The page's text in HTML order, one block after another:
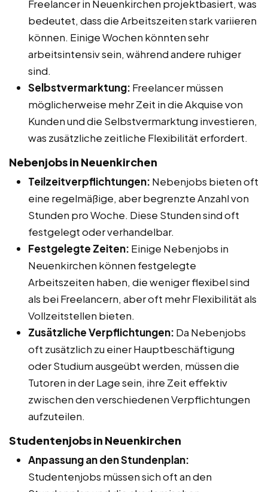
Freelancer in Neuenkirchen projektbasiert, was
bedeutet, dass die Arbeitszeiten stark variieren
können. Einige Wochen könnten sehr
arbeitsintensiv sein, während andere ruhiger
sind.
Selbstvermarktung: Freelancer müssen
möglicherweise mehr Zeit in die Akquise von
Kunden und die Selbstvermarktung investieren,
was zusätzliche zeitliche Flexibilität erfordert.
Nebenjobs in Neuenkirchen
Teilzeitverpflichtungen: Nebenjobs bieten oft
eine regelmäßige, aber begrenzte Anzahl von
Stunden pro Woche. Diese Stunden sind oft
festgelegt oder verhandelbar.
Festgelegte Zeiten: Einige Nebenjobs in
Neuenkirchen können festgelegte
Arbeitszeiten haben, die weniger flexibel sind
als bei Freelancern, aber oft mehr Flexibilität als
Vollzeitstellen bieten.
Zusätzliche Verpflichtungen: Da Nebenjobs
oft zusätzlich zu einer Hauptbeschäftigung
oder Studium ausgeübt werden, müssen die
Tutoren in der Lage sein, ihre Zeit effektiv
zwischen den verschiedenen Verpflichtungen
aufzuteilen.
Studentenjobs in Neuenkirchen
Anpassung an den Stundenplan:
Studentenjobs müssen sich oft an den